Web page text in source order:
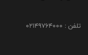
تلفن : 02149764000